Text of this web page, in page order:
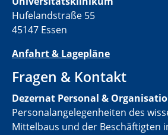
Hufelandstraße 55
45147 Essen
Anfahrt & Lagepläne
Fragen & Kontakt
Dezernat Personal &
Personalangelegenheiten des
Mittelbaus und der Beschäftigten